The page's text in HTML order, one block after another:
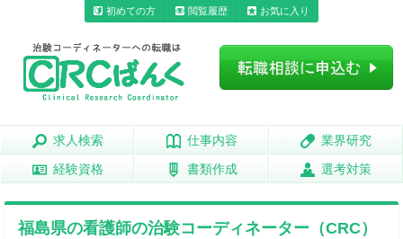
初めての方 閲覧履歴 お気に入り
求人検索
求人検索 仕事内容
仕事内容 業界研究
業界研究
経験資格
経験資格 書類作成
書類作成 選考対策
選考対策
福島県の看護師の治験コーディネーター（CRC）